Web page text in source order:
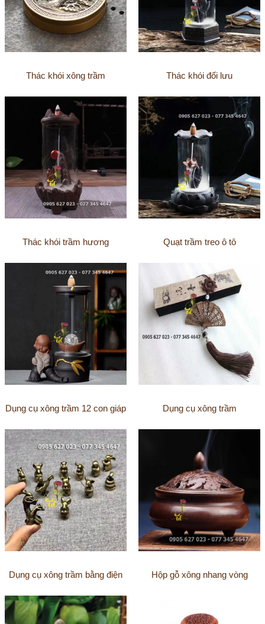
Thác khói xông trầm Thác khói đối lưu
Thác khói trầm hương Quạt trầm treo ô tô
Dụng cụ xông trầm 12 con giáp Dụng cụ xông trầm
Dụng cụ xông trầm bằng điện Hộp gỗ xông nhang vòng